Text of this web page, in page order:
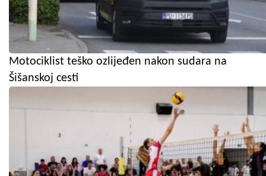
Motociklist teško ozlijeđen nakon sudara na
Šišanskoj cesti